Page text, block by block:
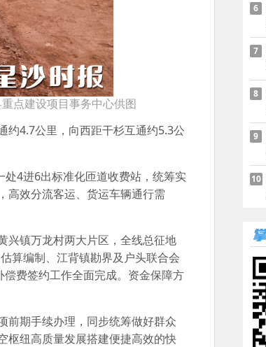
点建设项目事务中心供图
约4.7公里，向西距干杉互通约5.3公
4进6出标准化匝道收费站，统筹实
高效分流客运、货运车辆通行需
兴镇万龙村两大片区，全线总征地
算编制、江背镇勘界及户头联合会
费签约工作全面完成。资金保障方
前期手续办理，同步统筹做好群众
枢纽高质量发展搭建便捷高效的快
6
7
8
9
10